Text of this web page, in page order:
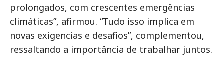
prolongados, com crescentes emergências
climáticas”, afirmou. “Tudo isso implica em
novas exigencias e desafios”, complementou,
ressaltando a importância de trabalhar juntos.